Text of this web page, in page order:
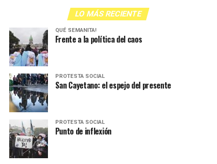
LO MÁS RECIENTE
QUÉ SEMANITA!
Frente a la política del caos
PROTESTA SOCIAL
San Cayetano: el espejo del presente
PROTESTA SOCIAL
Punto de inflexión